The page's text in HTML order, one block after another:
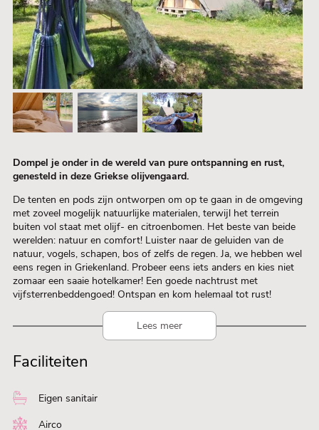
Dompel je onder in de wereld van pure ontspanning en rust,
genesteld in deze Griekse olijvengaard.
De tenten en pods zijn ontworpen om op te gaan in de omgeving
met zoveel mogelijk natuurlijke materialen, terwijl het terrein
buiten vol staat met olijf- en citroenbomen. Het beste van beide
werelden: natuur en comfort! Luister naar de geluiden van de
natuur, vogels, schapen, bos of zelfs de regen. Ja, we hebben wel
eens regen in Griekenland. Probeer eens iets anders en kies niet
zomaar een saaie hotelkamer! Een goede nachtrust met
vijfsterrenbeddengoed! Ontspan en kom helemaal tot rust!
Lees meer
Faciliteiten
Eigen sanitair
Airco